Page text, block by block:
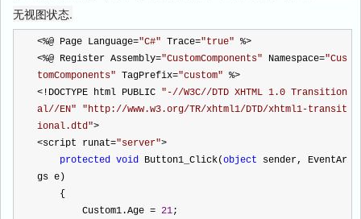
无视图状态.
<%@ Page Language="C#" Trace="true" %>
<%@ Register Assembly="CustomComponents" Namespace="Cus
tomComponents" TagPrefix="custom" %>
<! DOCTYPE html PUBLIC " -//W3C//DTD XHTML 1.0 Transition
al//EN" "http://www.w3.org/TR/xhtml1/DTD/xhtml1-transit
ional.dtd">
<script runat="server">
protected void Button1_Click(object sender, EventAr
gs e)
    {
        Custom1.Age
= 21;